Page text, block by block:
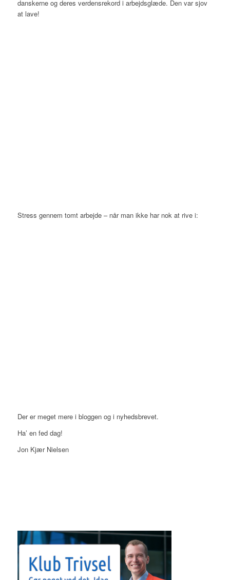
danskerne og deres verdensrekord i arbejdsglæde. Den var sjov
at lave!
Stress gennem tomt arbejde – når man ikke har nok at rive i:
Der er meget mere i bloggen og i nyhedsbrevet.
Ha’ en fed dag!
Jon Kjær Nielsen